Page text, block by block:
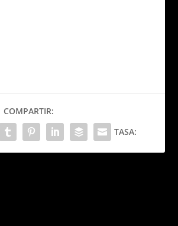
COMPARTIR:
TASA: